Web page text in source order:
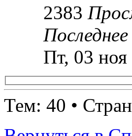
2383
Пт, 03
Тем: 40 •